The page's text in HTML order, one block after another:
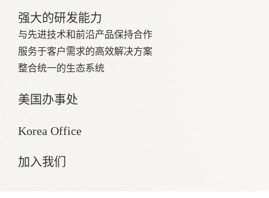
强大的研发能力
与先进技术和前沿产品保持合作
服务于客户需求的高效解决方案
整合统一的生态系统
美国办事处
Korea Office
加入我们